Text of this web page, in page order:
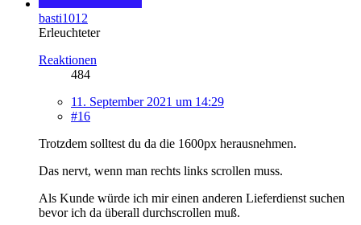
basti1012
Erleuchteter
Reaktionen
484
11. September 2021 um 14:29
#16
Trotzdem solltest du da die 1600px herausnehmen.
Das nervt, wenn man rechts links scrollen muss.
Als Kunde würde ich mir einen anderen Lieferdienst suchen
bevor ich da überall durchscrollen muß.